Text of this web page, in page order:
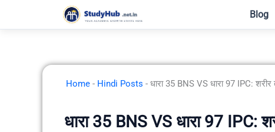
Blog
Home - Hindi Posts - धारा 35 BNS VS धारा 97 IPC: शरीर
धारा 35 BNS VS धारा 97 IPC: